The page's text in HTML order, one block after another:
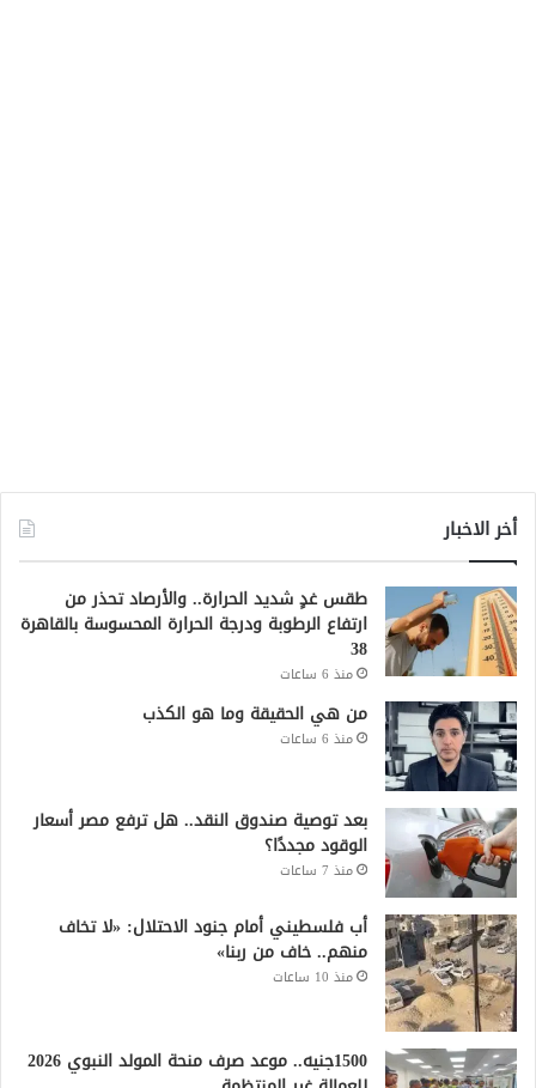
أخر الاخبار
طقس غدٍ شديد الحرارة.. والأرصاد تحذر من
ارتفاع الرطوبة ودرجة الحرارة المحسوسة بالقاهرة
38
منذ 6 ساعات
من هي الحقيقة وما هو الكذب
منذ 6 ساعات
بعد توصية صندوق النقد.. هل ترفع مصر أسعار
الوقود مجددًا؟
منذ 7 ساعات
أب فلسطيني أمام جنود الاحتلال: «لا تخاف
منهم.. خاف من ربنا»
منذ 10 ساعات
1500جنيه.. موعد صرف منحة المولد النبوي 2026